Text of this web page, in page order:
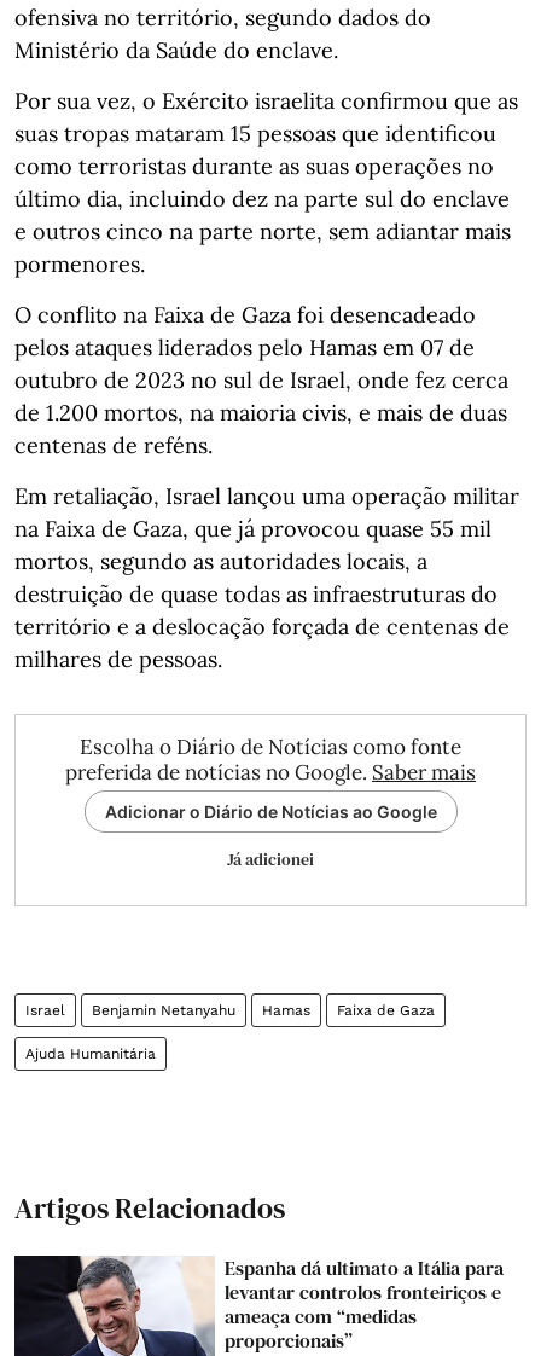
ofensiva no território, segundo dados do
Ministério da Saúde do enclave.
Por sua vez, o Exército israelita confirmou que as
suas tropas mataram 15 pessoas que identificou
como terroristas durante as suas operações no
último dia, incluindo dez na parte sul do enclave
e outros cinco na parte norte, sem adiantar mais
pormenores.
O conflito na Faixa de Gaza foi desencadeado
pelos ataques liderados pelo Hamas em 07 de
outubro de 2023 no sul de Israel, onde fez cerca
de 1.200 mortos, na maioria civis, e mais de duas
centenas de reféns.
Em retaliação, Israel lançou uma operação militar
na Faixa de Gaza, que já provocou quase 55 mil
mortos, segundo as autoridades locais, a
destruição de quase todas as infraestruturas do
território e a deslocação forçada de centenas de
milhares de pessoas.
Escolha o Diário de Notícias como fonte
preferida de notícias no Google. Saber mais
Adicionar o Diário de Notícias ao Google
Já adicionei
Israel Benjamin Netanyahu Hamas Faixa de Gaza
Ajuda Humanitária
Artigos Relacionados
Espanha dá ultimato a Itália para
levantar controlos fronteiriços e
ameaça com “medidas
proporcionais”